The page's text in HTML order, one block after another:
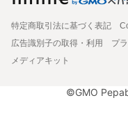
特定商取引法に基づく表記
広告識別子の取得・利用
プ
メディアキット
©GMO